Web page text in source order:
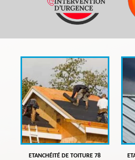
ETANCHÉITÉ DE TOITURE 78